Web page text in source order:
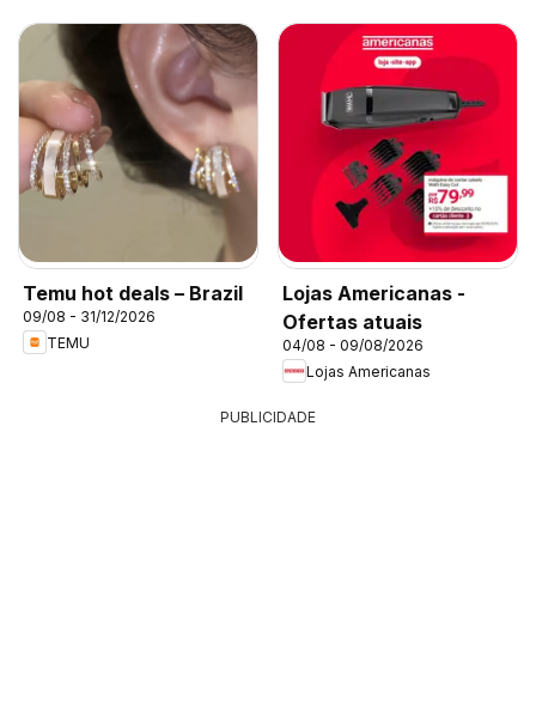
Temu hot deals – Brazil
09/08 - 31/12/2026
TEMU
Lojas Americanas -
Ofertas atuais
04/08 - 09/08/2026
Lojas Americanas
PUBLICIDADE